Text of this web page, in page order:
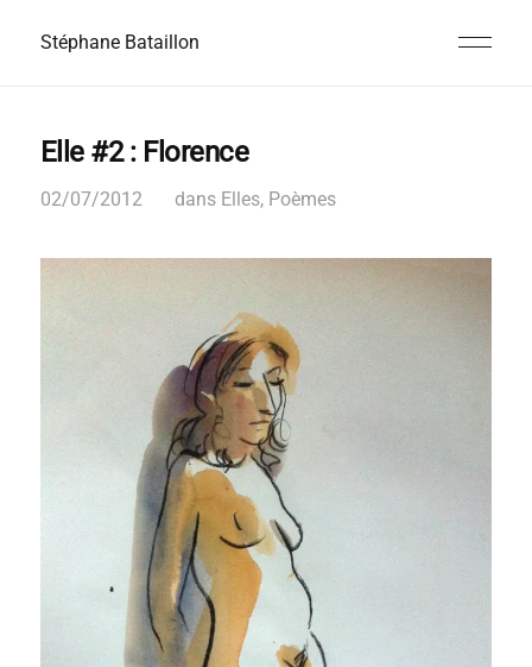
Stéphane Bataillon
Elle #2 : Florence
02/07/2012 dans Elles, Poèmes